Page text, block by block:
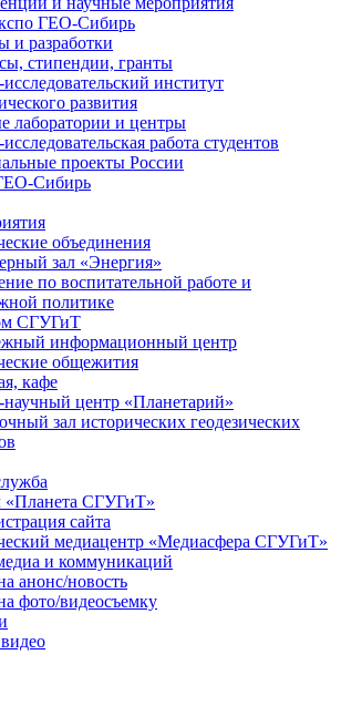
ГЕО-Сибирь
и разработки
стипендии, гранты
институт
развития
лаборатории и центры
работа студентов
проекты России
Сибирь
объединения
зал «Энергия»
по воспитательной работе и
политике
СГУГиТ
информационный центр
общежития
кафе
центр «Планетарий»
зал исторических геодезических
«Планета СГУГиТ»
сайта
медиацентр «Медиасфера СГУГиТ»
и коммуникаций
анонс/новость
фото/видеосъемку